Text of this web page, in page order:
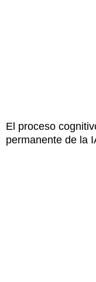
El proceso
permanente de la